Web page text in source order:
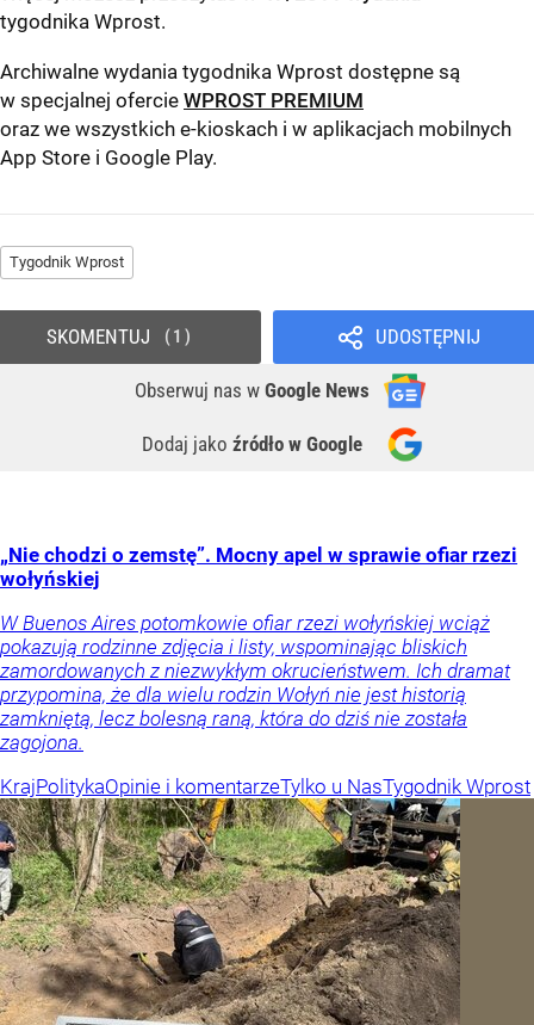
tygodnika Wprost.
Archiwalne wydania tygodnika Wprost dostępne są
w specjalnej ofercie WPROST PREMIUM
oraz we wszystkich e-kioskach i w aplikacjach mobilnych
App Store i Google Play.
Tygodnik Wprost
UDOSTĘPNIJ
Obserwuj nas w Google News
Dodaj jako źródło w Google
SKOMENTUJ 1
„Nie chodzi o zemstę”. Mocny apel w sprawie ofiar rzezi
wołyńskiej
W Buenos Aires potomkowie ofiar rzezi wołyńskiej wciąż
pokazują rodzinne zdjęcia i listy, wspominając bliskich
zamordowanych z niezwykłym okrucieństwem. Ich dramat
przypomina, że dla wielu rodzin Wołyń nie jest historią
zamkniętą, lecz bolesną raną, która do dziś nie została
zagojona.
KrajPolitykaOpinie i komentarzeTylko u NasTygodnik Wprost